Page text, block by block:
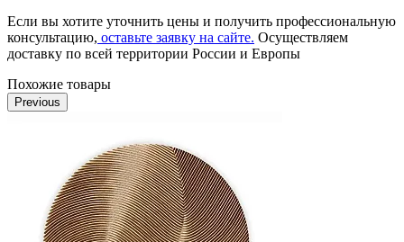
Если вы хотите уточнить цены и получить профессиональную
консультацию, оставьте заявку на сайте. Осуществляем
доставку по всей территории России и Европы
Похожие товары
Previous